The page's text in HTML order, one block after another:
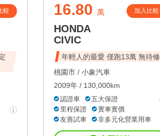
較 16.80 萬 加入比較
HONDA
CIVIC
年輕人的最愛 僅跑13萬 無待修
桃園市 / 小象汽車
2009年 / 130,000km
認證車
五大保證
里程保證
實車實價
友善試車
非多元化營業用車